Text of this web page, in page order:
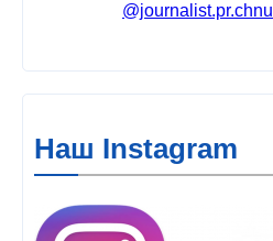
@journalist.pr.chnu
Наш Instagram